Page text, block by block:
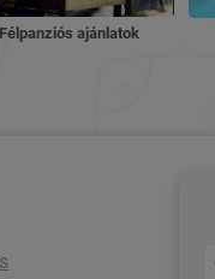
Félpanziós ajánlatok